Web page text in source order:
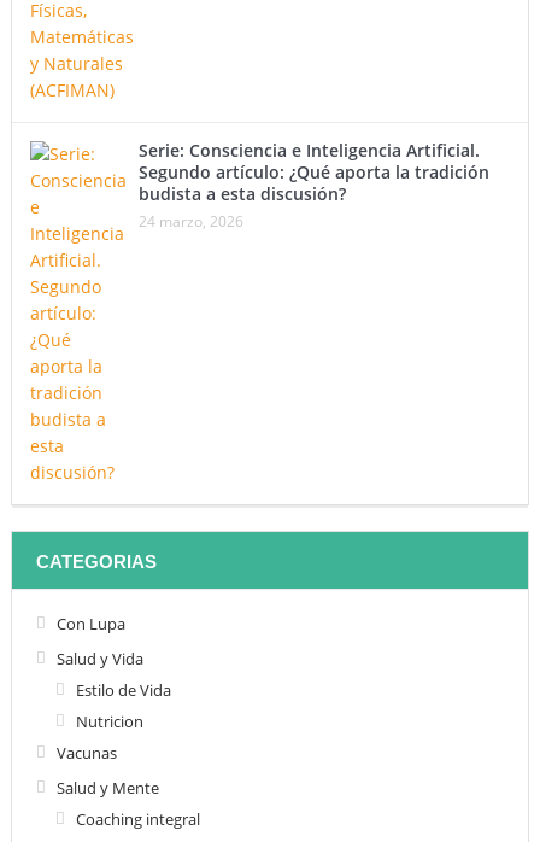
Serie: Consciencia e Inteligencia Artificial.
Segundo artículo: ¿Qué aporta la tradición
budista a esta discusión?
24 marzo, 2026
CATEGORIAS
Con Lupa
Salud y Vida
Estilo de Vida
Nutricion
Vacunas
Salud y Mente
Coaching integral